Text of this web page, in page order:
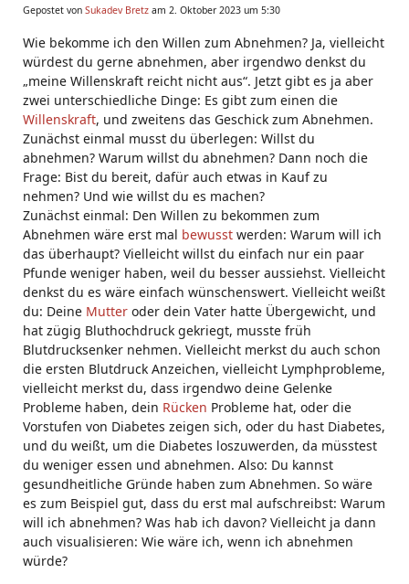
Gepostet von Sukadev Bretz am 2. Oktober 2023 um 5:30
Wie bekomme ich den Willen zum Abnehmen? Ja, vielleicht
würdest du gerne abnehmen, aber irgendwo denkst du
„meine Willenskraft reicht nicht aus“. Jetzt gibt es ja aber
zwei unterschiedliche Dinge: Es gibt zum einen die
Willenskraft, und zweitens das Geschick zum Abnehmen.
Zunächst einmal musst du überlegen: Willst du
abnehmen? Warum willst du abnehmen? Dann noch die
Frage: Bist du bereit, dafür auch etwas in Kauf zu
nehmen? Und wie willst du es machen?
Zunächst einmal: Den Willen zu bekommen zum
Abnehmen wäre erst mal bewusst werden: Warum will ich
das überhaupt? Vielleicht willst du einfach nur ein paar
Pfunde weniger haben, weil du besser aussiehst. Vielleicht
denkst du es wäre einfach wünschenswert. Vielleicht weißt
du: Deine Mutter oder dein Vater hatte Übergewicht, und
hat zügig Bluthochdruck gekriegt, musste früh
Blutdrucksenker nehmen. Vielleicht merkst du auch schon
die ersten Blutdruck Anzeichen, vielleicht Lymphprobleme,
vielleicht merkst du, dass irgendwo deine Gelenke
Probleme haben, dein Rücken Probleme hat, oder die
Vorstufen von Diabetes zeigen sich, oder du hast Diabetes,
und du weißt, um die Diabetes loszuwerden, da müsstest
du weniger essen und abnehmen. Also: Du kannst
gesundheitliche Gründe haben zum Abnehmen. So wäre
es zum Beispiel gut, dass du erst mal aufschreibst: Warum
will ich abnehmen? Was hab ich davon? Vielleicht ja dann
auch visualisieren: Wie wäre ich, wenn ich abnehmen
würde?